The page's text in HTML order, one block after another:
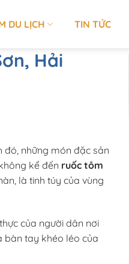
DU LỊCH TIN TỨC
Hải
đó, những món đặc sản
kể đến ruốc tôm
là tinh túy của vùng
của người dân nơi
bàn tay khéo léo của